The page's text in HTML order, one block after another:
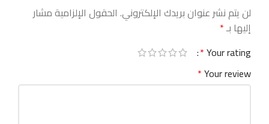
لن يتم نشر عنوان بريدك الإلكتروني. الحقول الإلزامية مشار
إليها بـ*
Your rating
*
Your review
*